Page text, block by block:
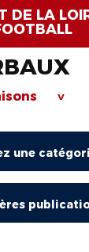
DE LA
>
une